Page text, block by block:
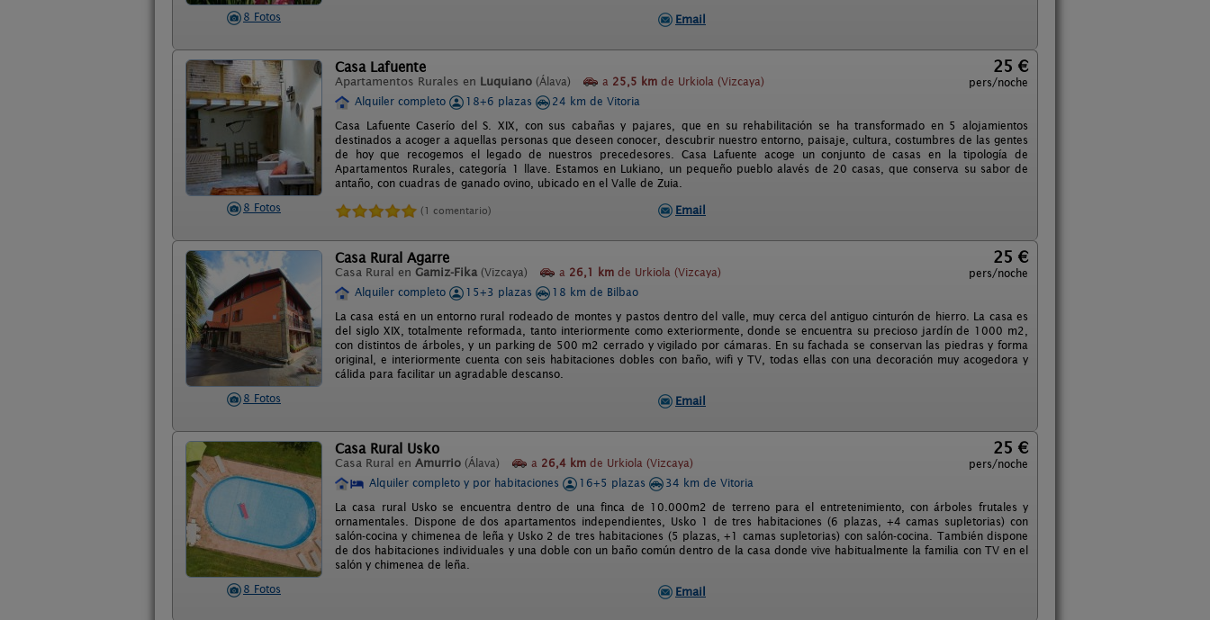
8 Fotos
Email
8 Fotos
Casa Lafuente
Apartamentos Rurales en Luquiano (Álava) a 25,5 km de Urkiola (Vizcaya)
25 €
pers/noche
Alquiler completo
18+6 plazas
24 km de Vitoria
Casa Lafuente Caserío del S. XIX, con sus cabañas y pajares, que en su rehabilitación se ha transformado en 5 alojamientos
destinados a acoger a aquellas personas que deseen conocer, descubrir nuestro entorno, paisaje, cultura, costumbres de las gentes
de hoy que recogemos el legado de nuestros precedesores. Casa Lafuente acoge un conjunto de casas en la tipología de
Apartamentos Rurales, categoría 1 llave. Estamos en Lukiano, un pequeño pueblo alavés de 20 casas, que conserva su sabor de
antaño, con cuadras de ganado ovino, ubicado en el Valle de Zuia.
(1 comentario) Email
8 Fotos
Casa Rural Agarre
Casa Rural en Gamiz-Fika (Vizcaya) a 26,1 km de Urkiola (Vizcaya)
25 €
pers/noche
Alquiler completo
15+3 plazas
18 km de Bilbao
La casa está en un entorno rural rodeado de montes y pastos dentro del valle, muy cerca del antiguo cinturón de hierro. La casa es
del siglo XIX, totalmente reformada, tanto interiormente como exteriormente, donde se encuentra su precioso jardín de 1000 m2,
con distintos de árboles, y un parking de 500 m2 cerrado y vigilado por cámaras. En su fachada se conservan las piedras y forma
original, e interiormente cuenta con seis habitaciones dobles con baño, wifi y TV, todas ellas con una decoración muy acogedora y
cálida para facilitar un agradable descanso.
Email
8 Fotos
Casa Rural Usko
Casa Rural en Amurrio (Álava) a 26,4 km de Urkiola (Vizcaya)
25 €
pers/noche
Alquiler completo y por habitaciones
16+5 plazas
34 km de Vitoria
La casa rural Usko se encuentra dentro de una finca de 10.000m2 de terreno para el entretenimiento, con árboles frutales y
ornamentales. Dispone de dos apartamentos independientes, Usko 1 de tres habitaciones (6 plazas, +4 camas supletorias) con
salón-cocina y chimenea de leña y Usko 2 de tres habitaciones (5 plazas, +1 camas supletorias) con salón-cocina. También dispone
de dos habitaciones individuales y una doble con un baño común dentro de la casa donde vive habitualmente la familia con TV en el
salón y chimenea de leña.
Email